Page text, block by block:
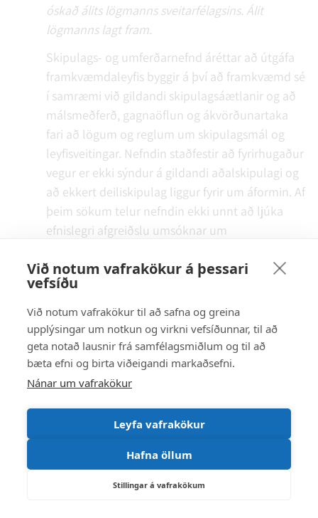
Við notum vafrakökur á þessari
vefsíðu
Við notum vafrakökur til að safna og greina
upplýsingar um notkun og virkni vefsíðunnar, til að
geta notað lausnir frá samfélagsmiðlum og til að
bæta efni og birta viðeigandi markaðsefni.
Nánar um vafrakökur
Leyfa vafrakökur
Hafna öllum
Stillingar á vafrakökum
óskað álits lögmanns sveitarfélagsins. Álit
lögmanns lagt fram.
Skipulags- og umferðarnefnd áréttar að útgáfa
framkvæmdaleyfis byggir á því að framkvæmd sé
í samræmi við gildandi skipulagsáætlanir og að
málsmeðferð, gagnaöflun og ákvörðunartaka
fari að lögum og reglum um skipulagsmál og
leyfisveitingar. Nefndin staðfestir að fyrirhugaður
vegur er ekki sýndur á gildandi aðalskipulagi og
að ekkert deiliskipulag liggur fyrir um áformin. Af
þeim sökum telur nefndin ekki unnt að ljúka
efnislegri afgreiðslu umsóknar um
Umsókn um framkvæmdaleyfi er tekin til
umfjöllunar en afgreiðslu hennar er frestað þar
til skýrt liggur fyrir nauðsynleg breyting á
aðalskipulagi og eftir atvikum nánari
skipulagsheimildir. Nefndin felur
skipulagsfulltrúa að undirbúa meðferð um
leggja fram tillögu um næstu skref í málinu í
samræmi við lögbundið ferli. Nefndin leggur ríka
áherslu á að ítrasta samráðs verði gætt áður en
tekin verður efnisleg afstaða til